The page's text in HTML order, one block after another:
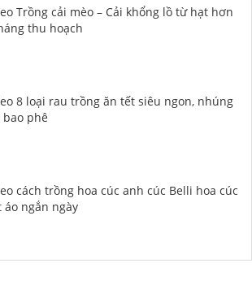
Trồng cải mèo – Cải khổng lồ từ hạt hơn
thu hoạch
8 loại rau trồng ăn tết siêu ngon, nhúng
bao phê
cách trồng hoa cúc anh cúc Belli hoa cúc
áo ngắn ngày